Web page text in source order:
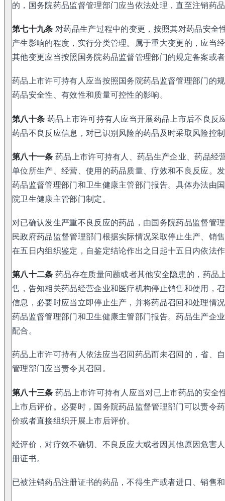
的，国务院药品监督管理部门应当依法处理，直至注销药
第七十九条 对药品生产过程中的变更，按照其对药品安全
产生影响的程度，实行分类管理。属于重大变更的，应当
其他变更应当按照国务院药品监督管理部门的规定备案或
药品上市许可持有人应当按照国务院药品监督管理部门的
药品安全性、有效性和质量可控性的影响。
第八十条 药品上市许可持有人应当开展药品上市后不良反
药品不良反应信息，对已识别风险的药品及时采取风险控
第八十一条 药品上市许可持有人、药品生产企业、药品经
单位所生产、经营、使用的药品质量、疗效和不良反应。
药品监督管理部门和卫生健康主管部门报告。具体办法由
院卫生健康主管部门制定。
对已确认发生严重不良反应的药品，由国务院药品监督管
民政府药品监督管理部门根据实际情况采取停止生产、销
在五日内组织鉴定，自鉴定结论作出之日起十五日内依法
第八十二条 药品存在质量问题或者其他安全隐患的，药品
售，告知相关药品经营企业和医疗机构停止销售和使用，
信息，必要时应当立即停止生产，并将药品召回和处理情
药品监督管理部门和卫生健康主管部门报告。药品生产企
配合。
药品上市许可持有人依法应当召回药品而未召回的，省、
管理部门应当责令其召回。
第八十三条 药品上市许可持有人应当对已上市药品的安全
上市后评价。必要时，国务院药品监督管理部门可以责令
价或者直接组织开展上市后评价。
经评价，对疗效不确切、不良反应大或者因其他原因危害
册证书。
已被注销药品注册证书的药品，不得生产或者进口、销售